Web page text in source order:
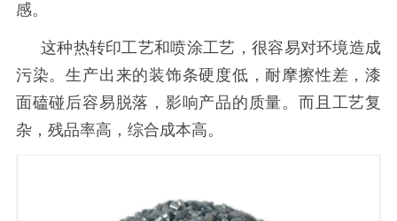
感。
这种热转印工艺和喷涂工艺，很容易对环境造成
污染。生产出来的装饰条硬度低，耐摩擦性差，漆
面磕碰后容易脱落，影响产品的质量。而且工艺复
杂，残品率高，综合成本高。